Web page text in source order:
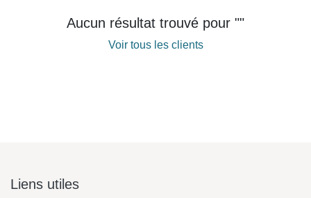
Aucun résultat trouvé pour ""
Voir tous les clients
Liens utiles